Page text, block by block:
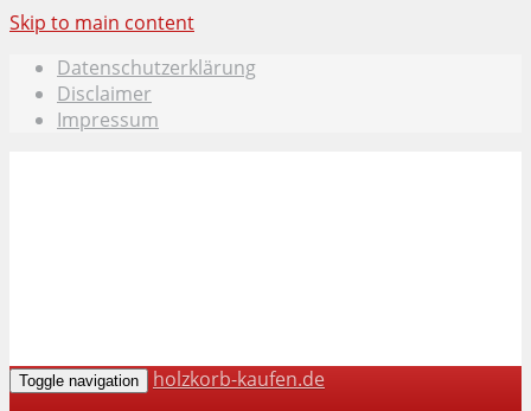
Skip to main content
Datenschutzerklärung
Disclaimer
Impressum
Toggle navigation
holzkorb-kaufen.de